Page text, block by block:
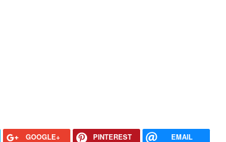
GOOGLE+ PINTEREST EMAIL